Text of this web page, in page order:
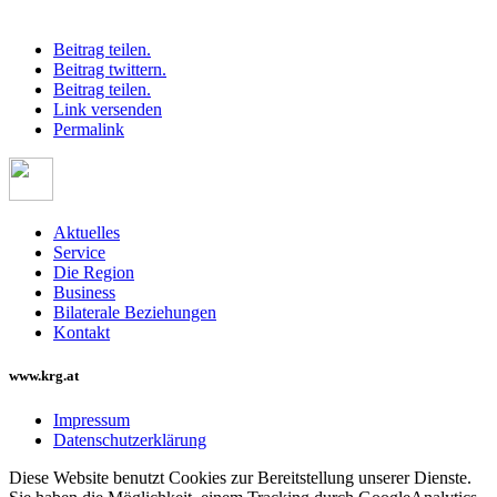
Beitrag teilen.
Beitrag twittern.
Beitrag teilen.
Link versenden
Permalink
Aktuelles
Service
Die Region
Business
Bilaterale Beziehungen
Kontakt
www.krg.at
Impressum
Datenschutzerklärung
Diese Website benutzt Cookies zur Bereitstellung unserer Dienste.